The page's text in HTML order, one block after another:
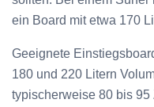
ein Board mit etwa 170
Geeignete
180 und 220 Litern
typischerweise 80 bis